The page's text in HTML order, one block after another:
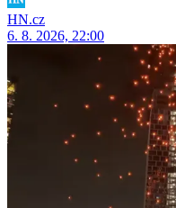
HN.cz
6. 8. 2026, 22:00